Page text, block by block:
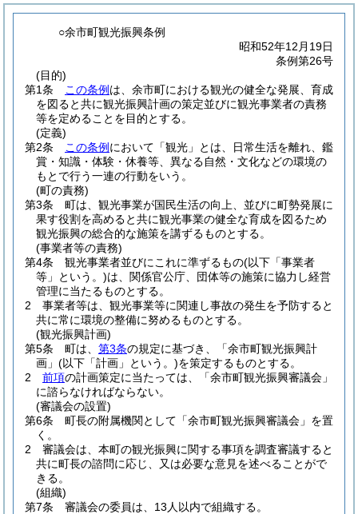
○余市町観光振興条例
昭和52年12月19日
条例第26号
(目的)
第1条
この条例 は、余市町における観光の健全な発展、育成
を図ると共に観光振興計画の策定並びに観光事業者の責務
等を定めることを目的とする。
(定義)
第2条
この条例 において「観光」とは、日常生活を離れ、鑑
賞・知識・体験・休養等、異なる自然・文化などの環境の
もとで行う一連の行動をいう。
(町の責務)
第3条
町は、観光事業が国民生活の向上、並びに町勢発展に
果す役割を高めると共に観光事業の健全な育成を図るため
観光振興の総合的な施策を講ずるものとする。
(事業者等の責務)
第4条
観光事業者並びにこれに準ずるもの(以下「事業者
等」という。)は、関係官公庁、団体等の施策に協力し経営
管理に当たるものとする。
2
事業者等は、観光事業等に関連し事故の発生を予防すると
共に常に環境の整備に努めるものとする。
(観光振興計画)
第5条
町は、 第3条の規定に基づき、「余市町観光振興計
画」 (以下「計画」という。)を策定するものとする。
2
前項の計画策定に当たっては、「余市町観光振興審議会」
に諮らなければならない。
(審議会の設置)
第6条
町長の附属機関として「余市町観光振興審議会」を置
く。
2
審議会は、本町の観光振興に関する事項を調査審議すると
共に町長の諮問に応じ、又は必要な意見を述べることがで
きる。
(組織)
第7条
審議会の委員は、13人以内で組織する。